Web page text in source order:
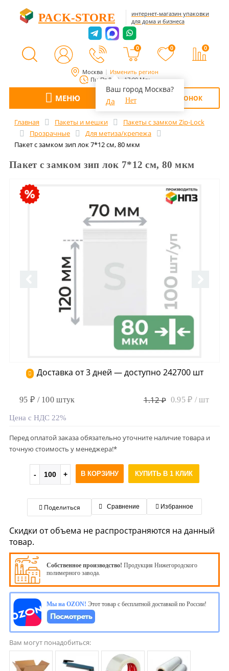
Москва Изменить регион
Ваш город Москва?
Да
Нет
Пн-Пт 8:00 - 17:00 Мск
PACK-STORE
интернет-магазин упаковки
для дома и бизнеса
0 0 0
МЕНЮ ОБРАТНЫЙ ЗВОНОК
Главная Пакеты и мешки
Пакеты с замком Zip-Lock
Прозрачные
Для метиза/крепежа
Пакет с замком зип лок 7*12 см, 80 мкм
Пакет с замком зип лок 7*12 см, 80 мкм
Доставка от 3 дней — доступно 242700 шт
95 ₽ / 100 штук 1.12 ₽ 0.95 ₽ / шт
Цена с НДС 22%
Перед оплатой заказа обязательно уточните наличие товара и
точную стоимость у менеджера!*
В КОРЗИНУ КУПИТЬ В 1 КЛИК
Поделиться Сравнение Избранное
Скидки от объема не распространяются на данный
товар.
Собственное производство! Продукция Нижегородского
полимерного завода.
Мы на OZON! Этот товар с бесплатной доставкой по России!
Вам могут понадобиться: